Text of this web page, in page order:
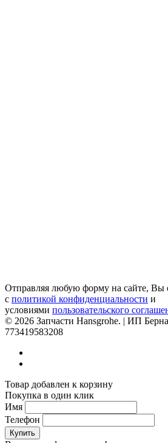
Отправляя любую форму на сайте, Вы
с политикой конфиденциальности и
условиями пользовательского
© 2026 Запчасти Hansgrohe. | ИП
773419583208
Товар добавлен к корзину
Покупка в один клик
Имя
Телефон
Купить